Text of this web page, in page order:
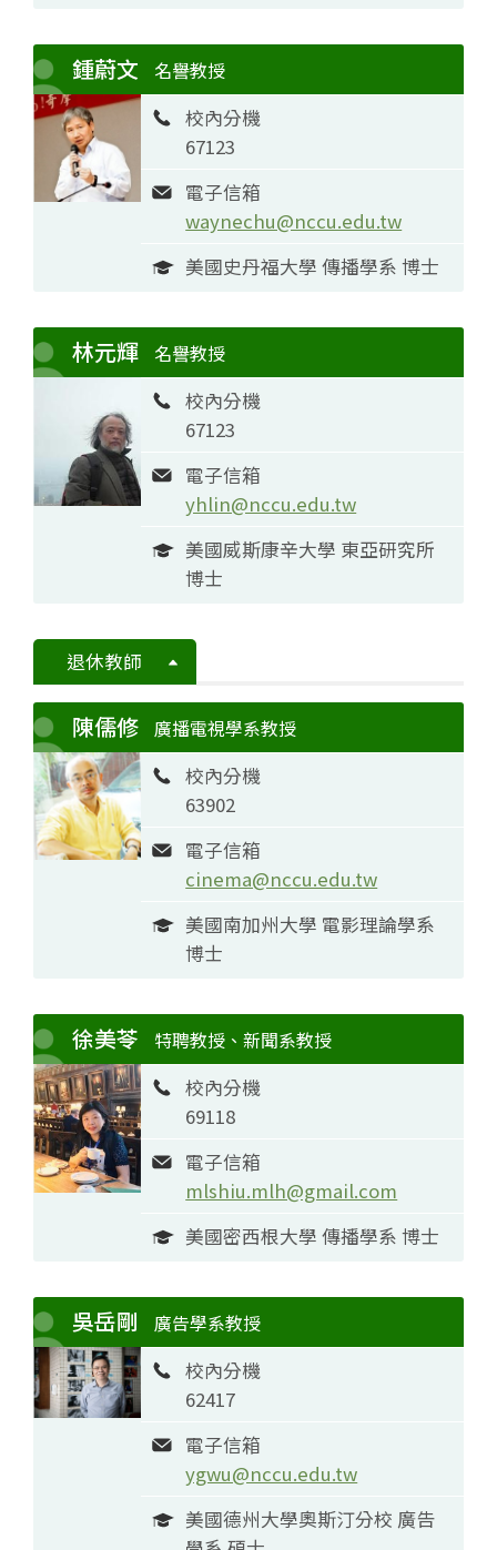
鍾蔚文 名譽教授
校內分機
67123
電子信箱
waynechu@nccu.edu.tw
美國史丹福大學 傳播學系 博士
林元輝 名譽教授
校內分機
67123
電子信箱
yhlin@nccu.edu.tw
美國威斯康辛大學 東亞研究所
博士
退休教師
陳儒修 廣播電視學系教授
校內分機
63902
電子信箱
cinema@nccu.edu.tw
美國南加州大學 電影理論學系
博士
徐美苓 特聘教授、新聞系教授
校內分機
69118
電子信箱
mlshiu.mlh@gmail.com
美國密西根大學 傳播學系 博士
吳岳剛 廣告學系教授
校內分機
62417
電子信箱
ygwu@nccu.edu.tw
美國德州大學奧斯汀分校 廣告